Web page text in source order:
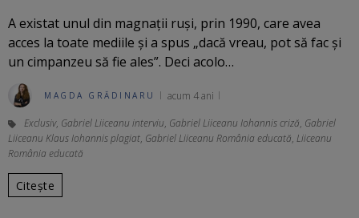
A existat unul din magnații ruși, prin 1990, care avea
acces la toate mediile și a spus „dacă vreau, pot să fac și
un cimpanzeu să fie ales”. Deci acolo…
MAGDA GRĂDINARU acum 4 ani
Exclusiv, Gabriel Liiceanu interviu, Gabriel Liiceanu Iohannis criză, Gabriel
Liiceanu Klaus Iohannis plagiat, Gabriel Liiceanu România educată, Liiceanu
România educată
Citește